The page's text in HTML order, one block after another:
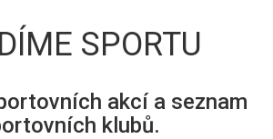
SPORTU
akcí a seznam
klubů.